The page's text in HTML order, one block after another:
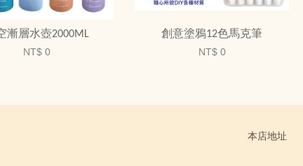
漸層水壺2000ML
NT$ 0
創意塗鴉12色馬克筆
NT$ 0
本店地址